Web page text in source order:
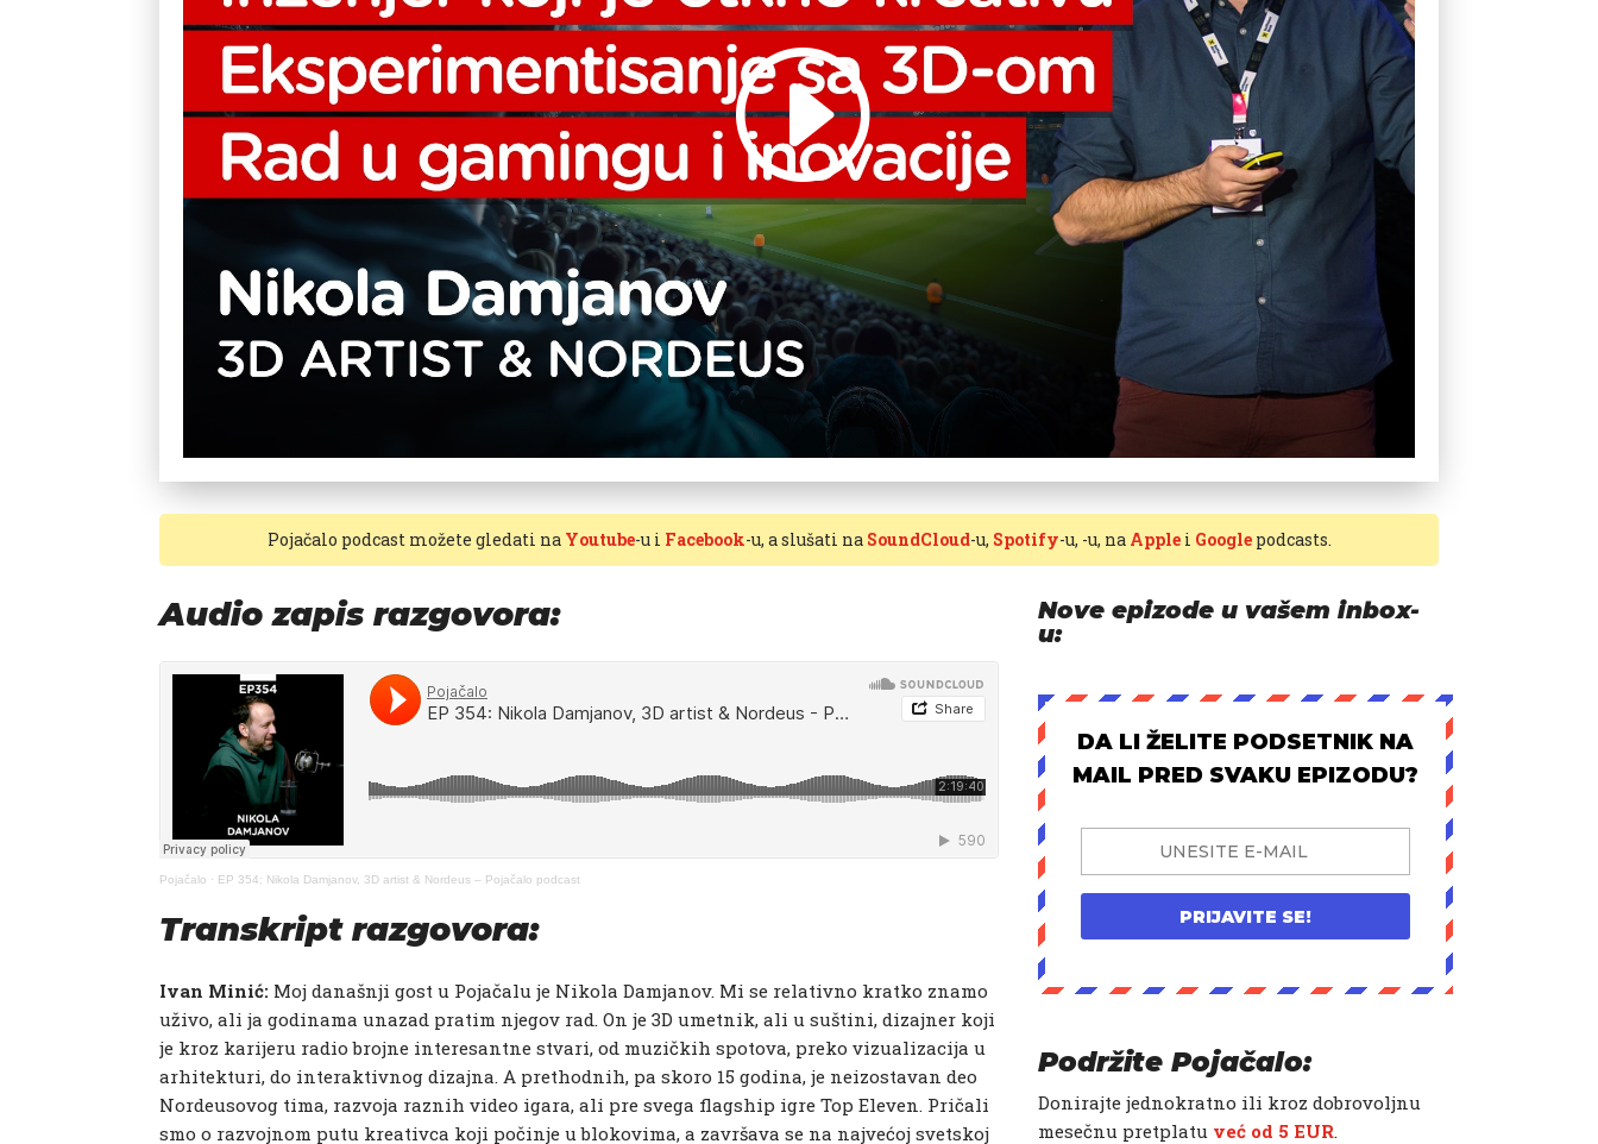
Pojačalo podcast možete gledati na Youtube-u i Facebook-u, a slušati na SoundCloud-u, Spotify-u, -u, na Applei Googlepodcasts.
Audio zapis razgovora:
Pojačalo · EP 354: Nikola Damjanov, 3D artist & Nordeus – Pojačalo podcast
Transkript razgovora:
Ivan Minić:​ Moj današnji gost u Pojačalu je Nikola Damjanov. Mi se relativno kratko znamo
uživo, ali ja godinama unazad pratim njegov rad. On je 3D umetnik, ali u suštini, dizajner koji
je kroz karijeru radio brojne interesantne stvari, od muzičkih spotova, preko vizualizacija u
arhitekturi, do interaktivnog dizajna. A prethodnih, pa skoro 15 godina, je neizostavan deo
Nordeusovog tima, razvoja raznih video igara, ali pre svega flagship igre Top Eleven. Pričali
smo o razvojnom putu kreativca koji počinje u blokovima, a završava se na najvećoj svetskoj
Nove epizode u vašem inbox-
u:
DA LI ŽELITE PODSETNIK NA
MAIL PRED SVAKU EPIZODU?
PRIJAVITE SE!
Podržite Pojačalo:
Donirajte jednokratno ili kroz dobrovoljnu
mesečnu pretplatu već od 5 EUR.